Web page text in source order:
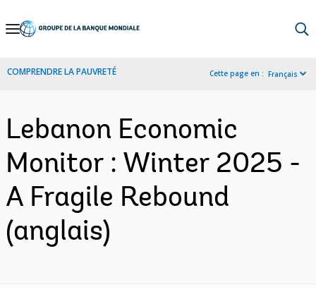
Skip
Navigation
COMPRENDRE LA PAUVRETÉ Cette page en : Français
Lebanon Economic
Monitor : Winter 2025 -
A Fragile Rebound
(anglais)